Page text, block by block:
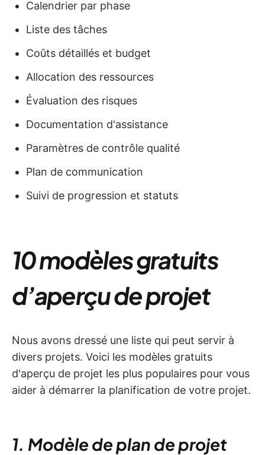
Calendrier par phase
Liste des tâches
Coûts détaillés et budget
Allocation des ressources
Évaluation des risques
Documentation d'assistance
Paramètres de contrôle qualité
Plan de communication
Suivi de progression et statuts
10 modèles gratuits
d’aperçu de projet
Nous avons dressé une liste qui peut servir à
divers projets. Voici les modèles gratuits
d'aperçu de projet les plus populaires pour vous
aider à démarrer la planification de votre projet.
1. Modèle de plan de projet